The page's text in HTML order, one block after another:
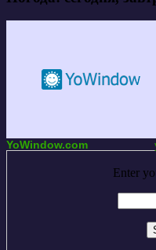
YoWindow.com
Enter